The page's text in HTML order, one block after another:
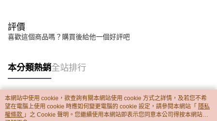
評價
喜歡這個商品嗎？購買後給他一個好評吧
本分類熱銷全站排行
熱門標籤
本網站中使用 cookie，欲查詢有關本網站使用 cookie 方式之詳情，及若您不希
望在電腦上使用 cookie 時應如何變更電腦的 cookie 設定，請參閱本網站「 隱私
權條款 」之 Cookie 聲明。您繼續使用本網站即表示您同意本公司得按本網站使